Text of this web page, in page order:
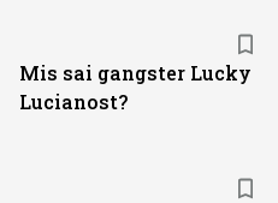
Mis sai gangster Lucky
Lucianost?